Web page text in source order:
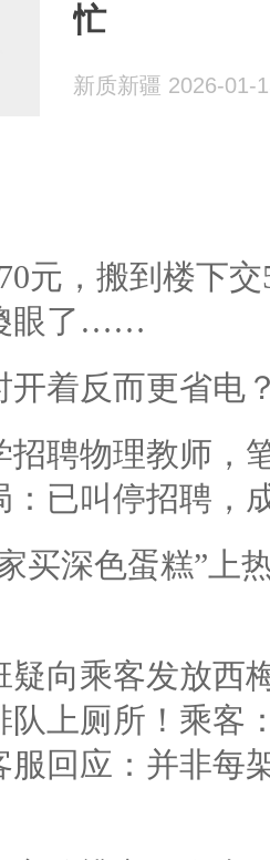
忙
新质新疆 2026-01-
元，搬到楼下
眼了……
开着反而更省电
招聘物理教师，
：已叫停招聘，
买深色蛋糕”上
疑向乘客发放西
队上厕所！乘客
服回应：并非每